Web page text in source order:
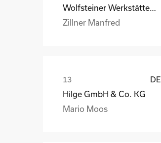
Wolfsteiner Werkstätten, Außenstelle Industriemo
Zillner Manfred
DE
Hilge GmbH & Co. KG
Mario Moos